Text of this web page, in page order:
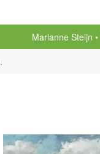
Marianne Steijn
.